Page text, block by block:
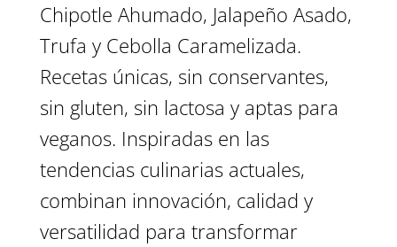
Chipotle Ahumado, Jalapeño Asado,
Trufa y Cebolla Caramelizada.
Recetas únicas, sin conservantes,
sin gluten, sin lactosa y aptas para
veganos. Inspiradas en las
tendencias culinarias actuales,
combinan innovación, calidad y
versatilidad para transformar